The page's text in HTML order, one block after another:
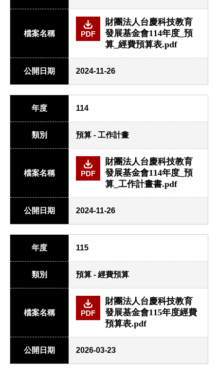
檔案名稱 PDF
財團法人台慶科技教育
發展基金會114年度_預
算_經費預算表.pdf
公開日期 2024-11-26
年度 114
類別 預算 - 工作計畫
檔案名稱 PDF
財團法人台慶科技教育
發展基金會114年度_預
算_工作計畫書.pdf
公開日期 2024-11-26
年度 115
類別 預算 - 經費預算
檔案名稱 PDF
財團法人台慶科技教育
發展基金會115年度經費
預算表.pdf
公開日期 2026-03-23